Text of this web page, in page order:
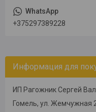
+375297389228
Информация для
ИП Рагожник Сергей
Гомель, ул. Жемчужная